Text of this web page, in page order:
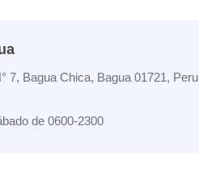
7, Bagua Chica, Bagua 01721, Peru
de 0600-2300